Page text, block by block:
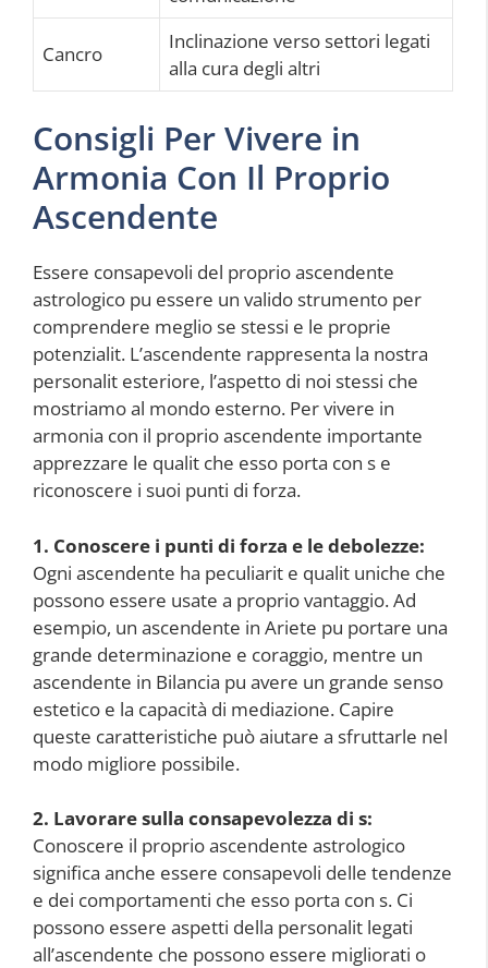
Cancro
Inclinazione verso settori legati
alla cura degli altri
Consigli Per Vivere in
Armonia Con Il Proprio
Ascendente
Essere consapevoli del proprio ascendente
astrologico pu essere un valido strumento per
comprendere meglio se stessi e le proprie
potenzialit. L’ascendente rappresenta la nostra
personalit esteriore, l’aspetto di noi stessi che
mostriamo al mondo esterno. Per vivere in
armonia con il proprio ascendente importante
apprezzare le qualit che esso porta con s e
riconoscere i suoi punti di forza.
1. Conoscere i punti di forza e le debolezze:
Ogni ascendente ha peculiarit e qualit uniche che
possono essere usate a proprio vantaggio. Ad
esempio, un ascendente in Ariete pu portare una
grande determinazione e coraggio, mentre un
ascendente in Bilancia pu avere un grande senso
estetico e la capacità di mediazione. Capire
queste caratteristiche può aiutare a sfruttarle nel
modo migliore possibile.
2. Lavorare sulla consapevolezza di s:
Conoscere il proprio ascendente astrologico
significa anche essere consapevoli delle tendenze
e dei comportamenti che esso porta con s. Ci
possono essere aspetti della personalit legati
all’ascendente che possono essere migliorati o